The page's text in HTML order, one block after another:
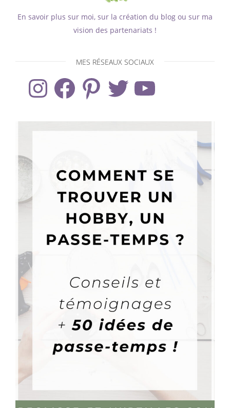
En savoir plus sur moi, sur la création du blog ou sur ma
vision des partenariats !
MES RÉSEAUX SOCIAUX
InstagramFacebook PinterestTwitter YouTube